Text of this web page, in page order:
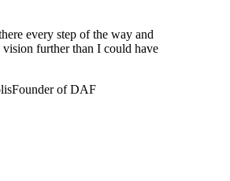
every step of the way and
further than I could have
Founder of DAF